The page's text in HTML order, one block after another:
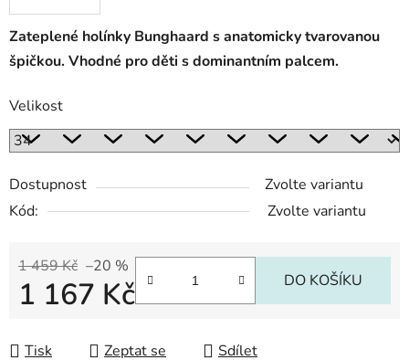
Zateplené holínky Bunghaard s anatomicky tvarovanou
špičkou. Vhodné pro děti s dominantním palcem.
Velikost
Dostupnost
Zvolte variantu
Kód:
Zvolte variantu
1 459 Kč –20 %
1 167 Kč DO KOŠÍKU
Tisk Zeptat se Sdílet